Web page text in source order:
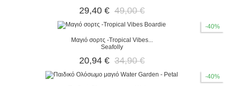
29,40 € 49,00 €
-40%
Μαγιό σορτς -Tropical Vibes...
Seafolly
20,94 € 34,90 €
-40%